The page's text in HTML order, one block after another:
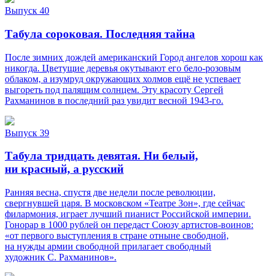
Выпуск 40
Табула сороковая. Последняя тайна
После зимних дождей американский Город ангелов хорош как
никогда. Цветущие деревья окутывают его бело-розовым
облаком, а изумруд окружающих холмов ещё не успевает
выгореть под палящим солнцем. Эту красоту Сергей
Рахманинов в последний раз увидит весной 1943-го.
Выпуск 39
Табула тридцать девятая. Ни белый,
ни красный, а русский
Ранняя весна, спустя две недели после революции,
свергнувшей царя. В московском «Театре Зон», где сейчас
филармония, играет лучший пианист Российской империи.
Гонорар в 1000 рублей он передаст Союзу артистов-воинов:
«от первого выступления в стране отныне свободной,
на нужды армии свободной прилагает свободный
художник С. Рахманинов».